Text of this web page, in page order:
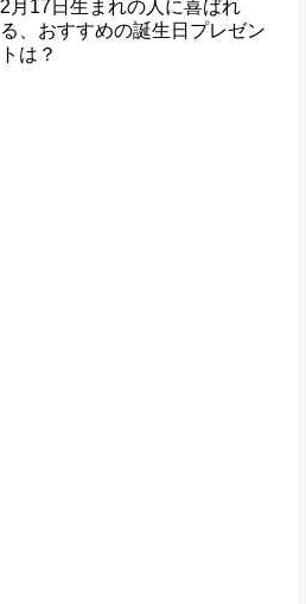
2月17日生まれの人に喜ばれ
る、おすすめの誕生日プレゼン
トは？